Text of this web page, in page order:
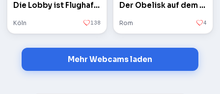
Die Lobby ist Flughafen Köln / Bonn
Köln 138
Der Obelisk auf dem Petersplatz im Vatikan
Rom 4
Mehr Webcams laden